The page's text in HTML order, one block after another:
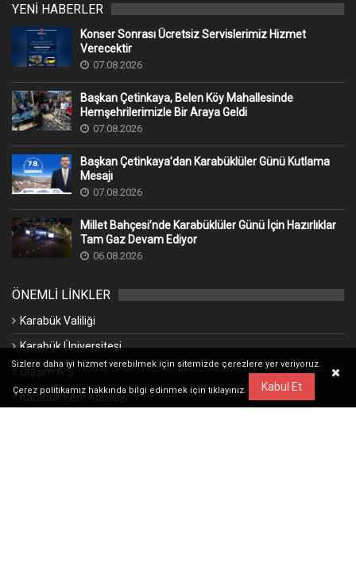
YENİ HABERLER
Konser Sonrası Ücretsiz Servislerimiz Hizmet
Verecektir
07.08.2026
Başkan Çetinkaya, Belen Köy Mahallesinde
Hemşehrilerimizle Bir Araya Geldi
07.08.2026
Başkan Çetinkaya’dan Karabüklüler Günü Kutlama
Mesajı
07.08.2026
Millet Bahçesi’nde Karabüklüler Günü İçin Hazırlıklar
Tam Gaz Devam Ediyor
06.08.2026
ÖNEMLİ LİNKLER
Karabük Valiliği
Karabük Üniversitesi
Ulaşım A.Ş.
Karabük Kent Konseyi
Sizlere daha iyi hizmet verebilmek için sitemizde çerezlere yer veriyoruz.
Çerez politikamız hakkında bilgi edinmek için tıklayınız. Kabul Et